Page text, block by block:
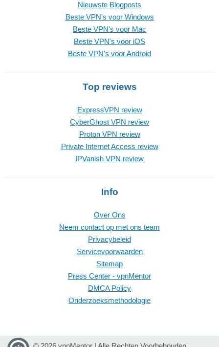
Nieuwste Blogposts
Beste VPN's voor Windows
Beste VPN's voor Mac
Beste VPN's voor iOS
Beste VPN's voor Android
Top reviews
ExpressVPN review
CyberGhost VPN review
Proton VPN review
Private Internet Access review
IPVanish VPN review
Info
Over Ons
Neem contact op met ons team
Privacybeleid
Servicevoorwaarden
Sitemap
Press Center - vpnMentor
DMCA Policy
Onderzoeksmethodologie